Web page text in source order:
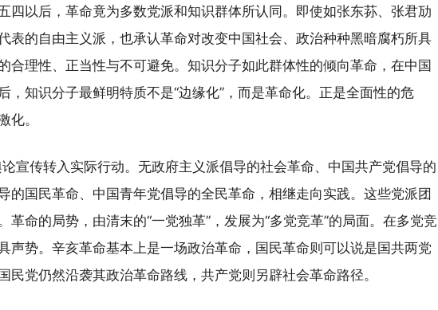
四以后，革命竟为多数党派和知识群体所认同。即使如张东荪、张君劢
表的自由主义派，也承认革命对改变中国社会、政治种种黑暗腐朽所具
合理性、正当性与不可避免。知识分子如此群体性的倾向革命，在中国
，知识分子最鲜明特质不是“边缘化”，而是革命化。正是全面性的危
化。
宣传转入实际行动。无政府主义派倡导的社会革命、中国共产党倡导的
的国民革命、中国青年党倡导的全民革命，相继走向实践。这些党派团
革命的局势，由清末的“一党独革”，发展为“多党竞革”的局面。在多党竞
声势。辛亥革命基本上是一场政治革命，国民革命则可以说是国共两党
民党仍然沿袭其政治革命路线，共产党则另辟社会革命路径。